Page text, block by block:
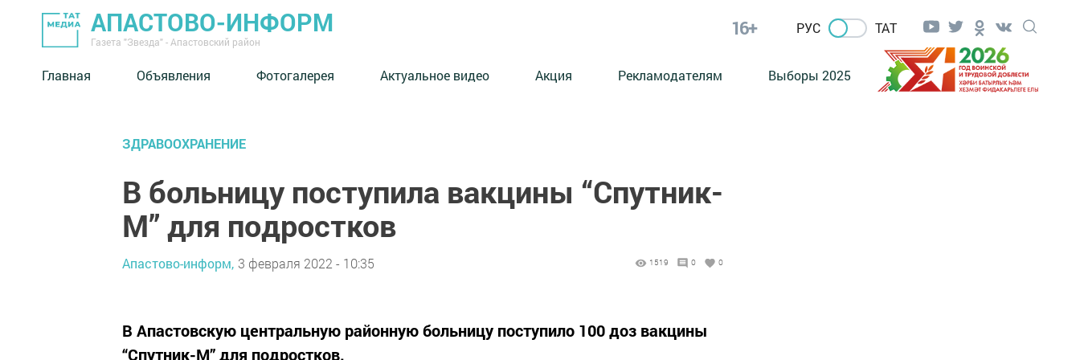
АПАСТОВО-ИНФОРМ
Газета "Звезда" - Апастовский район
16+ РУС ТАТ
Главная Объявления Фотогалерея Актуальное видео Акция Рекламодателям Выборы 2025
ЗДРАВООХРАНЕНИЕ
В больницу поступила вакцины “Спутник-
М” для подростков
Апастово-информ, 3 февраля 2022 - 10:35 1519 0 0
В Апастовскую центральную районную больницу поступило 100 доз вакцины
“Спутник-М” для подростков.